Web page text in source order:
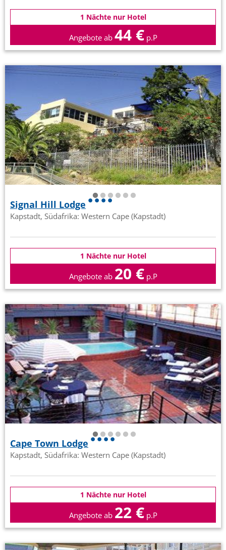
1 Nächte nur Hotel
Angebote ab 44 € p.P
Signal Hill Lodge
Kapstadt, Südafrika: Western Cape (Kapstadt)
1 Nächte nur Hotel
Angebote ab 20 € p.P
Cape Town Lodge
Kapstadt, Südafrika: Western Cape (Kapstadt)
1 Nächte nur Hotel
Angebote ab 22 € p.P